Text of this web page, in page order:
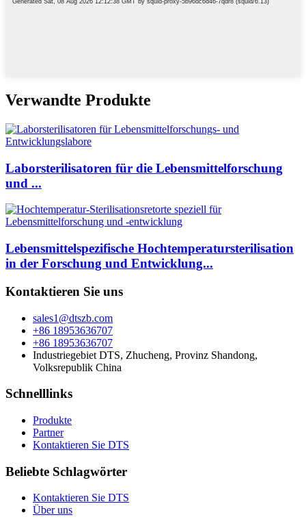
Verwandte Produkte
Laborsterilisatoren für die Lebensmittelforschung
und ...
Lebensmittelspezifische Hochtemperatursterilisation
in der Forschung und Entwicklung...
Kontaktieren Sie uns
sales1@dtszb.com
+86 18953636707
+86 18953636707
Industriegebiet DTS, Zhucheng, Provinz Shandong,
Volksrepublik China
Schnelllinks
Produkte
Partner
Kontaktieren Sie DTS
Beliebte Schlagwörter
Kontaktieren Sie DTS
Über uns